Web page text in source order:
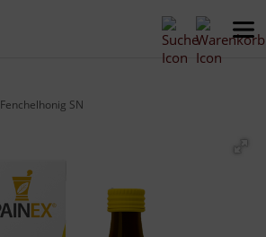
Fenchelhonig SN